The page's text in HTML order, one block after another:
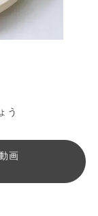
う
画